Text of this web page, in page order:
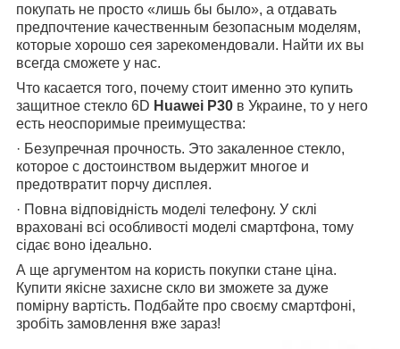
покупать не просто «лишь бы было», а отдавать
предпочтение качественным безопасным моделям,
которые хорошо сея зарекомендовали. Найти их вы
всегда сможете у нас.
Что касается того, почему стоит именно это купить
защитное стекло 6D Huawei P30 в Украине, то у него
есть неоспоримые преимущества:
· Безупречная прочность. Это закаленное стекло,
которое с достоинством выдержит многое и
предотвратит порчу дисплея.
· Повна відповідність моделі телефону. У склі
враховані всі особливості моделі смартфона, тому
сідає воно ідеально.
А ще аргументом на користь покупки стане ціна.
Купити якісне захисне скло ви зможете за дуже
помірну вартість. Подбайте про своєму смартфоні,
зробіть замовлення вже зараз!